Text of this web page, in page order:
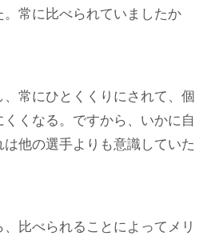
常に比べられていましたか
常にひとくくりにされて、個
くなる。ですから、いかに自
他の選手よりも意識していた
比べられることによってメリ